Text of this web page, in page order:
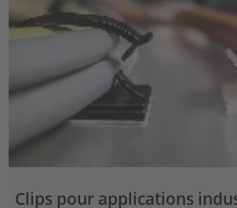
Clips pour applications